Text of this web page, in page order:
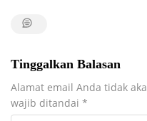
Tinggalkan Balasan
Alamat email Anda tidak
wajib ditandai *